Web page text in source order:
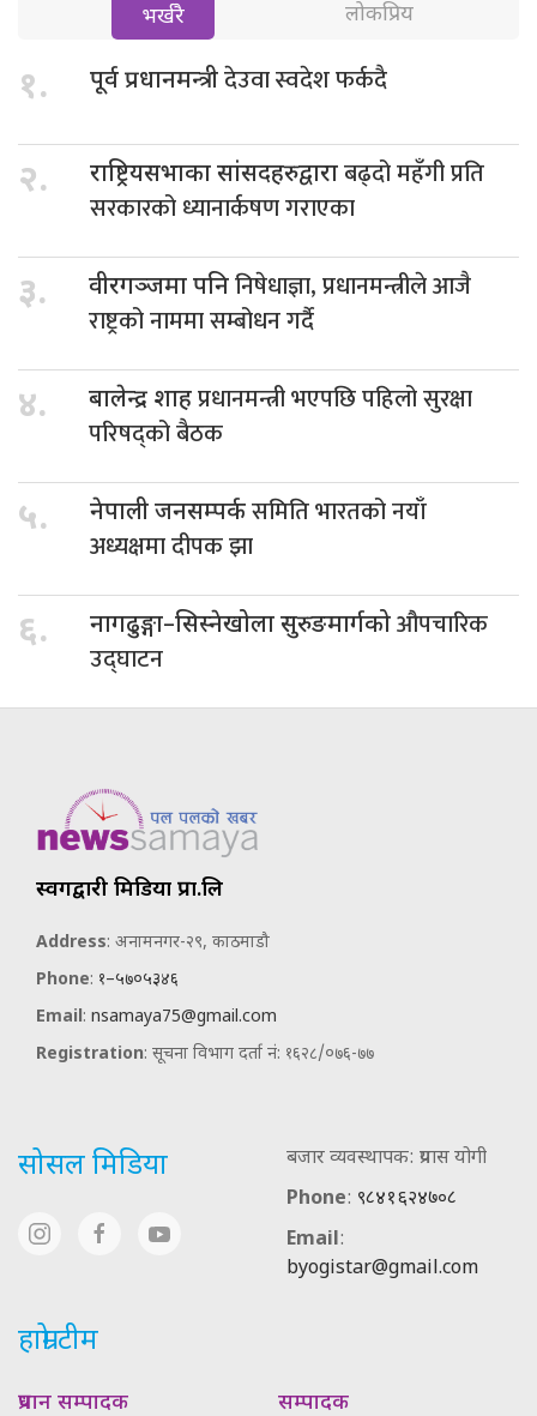
भर्खरै लोकप्रिय
१. पूर्व प्रधानमन्त्रीदेउवा स्वदेश फर्कदै
२. राष्ट्रियसभाका सांसदहरुद्वाराबढ्दो महँगी प्रति
सरकारको ध्यानार्कषण गराएका
३. वीरगञ्जमा पनिनिषेधाज्ञा, प्रधानमन्त्रीले आजै
राष्ट्रको नाममा सम्बोधन गर्दै
४. बालेन्द्र शाहप्रधानमन्त्री भएपछि पहिलो सुरक्षा
परिषद्को बैठक
५. नेपाली जनसम्पर्कसमिति भारतको नयाँ
अध्यक्षमा दीपक झा
६. नागढुङ्गा–सिस्नेखोला सुरुङमार्गकोऔपचारिक
उद्घाटन
स्वर्गद्वारी मिडिया प्रा.लि
Address: अनामनगर-२९, काठमाडौ
Phone: १–५७०५३४६
Email: nsamaya75@gmail.com
Registration: सूचना विभाग दर्ता नं: १६२८/०७६-७७
सोसल मिडिया
बजार व्यवस्थापक: प्रयास योगी
Phone: ९८४१६२४७०८
Email:
byogistar@gmail.com
हाम्रो टीम
प्रधान सम्पादक सम्पादक